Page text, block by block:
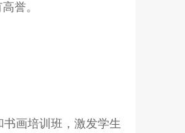
誉。
画培训班，激发学生